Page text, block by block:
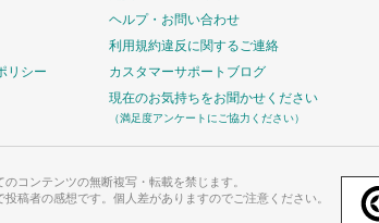
リシー
ヘルプ・お問い合わせ
利用規約違反に関するご連絡
カスタマーサポートブログ
現在のお気持ちをお聞かせください
（満足度アンケートにご協力ください）
コンテンツの無断複写・転載を禁じます。
稿者の感想です。個人差がありますのでご注意ください。